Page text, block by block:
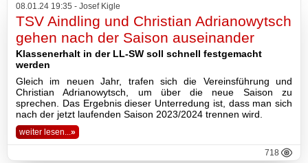
08.01.24 19:35 - Josef Kigle
TSV Aindling und Christian Adrianowytsch
gehen nach der Saison auseinander
Klassenerhalt in der LL-SW soll schnell festgemacht
werden
Gleich im neuen Jahr, trafen sich die Vereinsführung und
Christian Adrianowytsch, um über die neue Saison zu
sprechen. Das Ergebnis dieser Unterredung ist, dass man sich
nach der jetzt laufenden Saison 2023/2024 trennen wird.
weiter lesen...»
718